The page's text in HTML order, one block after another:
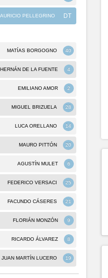
DT
PELLEGRINO
40
MATÍAS BORGOGNO
4
HERNÁN DE LA FUENTE
2
EMILIANO AMOR
28
MIGUEL BRIZUELA
14
LUCA ORELLANO
20
MAURO PITTÓN
6
AGUSTÍN MULET
25
FEDERICO VERSACI
21
FACUNDO CÁSERES
9
FLORIÁN MONZÓN
8
RICARDO ÁLVAREZ
19
JUAN MARTÍN LUCERO